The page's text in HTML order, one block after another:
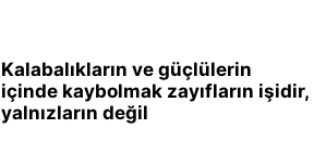
Kalabalıkların ve güçlülerin
içinde kaybolmak zayıfların işidir,
yalnızların değil